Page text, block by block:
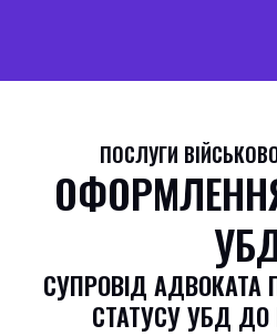
ПОСЛУГИ
СУПРОВІД АДВОКАТА
СТАТУСУ УБД ДО